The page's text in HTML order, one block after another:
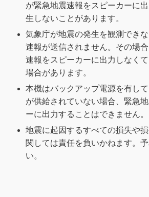
が緊急地震速報をスピーカーに
生しないことがあります。
気象庁が地震の発生を観測でき
速報が送信されません。その場
速報をスピーカーに出力しなく
場合があります。
本機はバックアップ電源を有し
が供給されていない場合、緊急
ーに出力することはできません。
地震に起因するすべての損失や
関しては責任を負いかねます。
い。